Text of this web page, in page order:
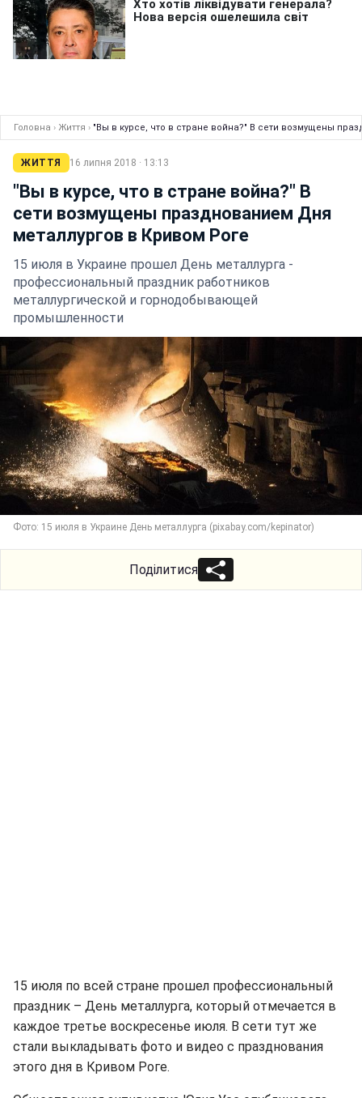
Головна › Життя › "Вы в курсе, что в стране война?" В сети возмущены
ЖИТТЯ 16 липня 2018 · 13:13
"Вы в курсе, что в стране война?" В
сети возмущены празднованием Дня
металлургов в Кривом Роге
15 июля в Украине прошел День металлурга -
профессиональный праздник работников
металлургической и горнодобывающей
промышленности
Фото: 15 июля в Украине День металлурга (pixabay.com/kepinator)
Поділитися
15 июля по всей стране прошел профессиональный
праздник – День металлурга, который отмечается в
каждое третье воскресенье июля. В сети тут же
стали выкладывать фото и видео с празднования
этого дня в Кривом Роге.